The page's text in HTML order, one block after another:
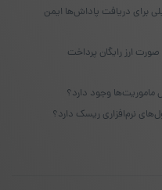
برای دریافت پاداش‌ها ایمن
ارز رایگان پرداخت
ماموریت‌ها وجود دارد؟
نرم‌افزاری ریسک دارد؟